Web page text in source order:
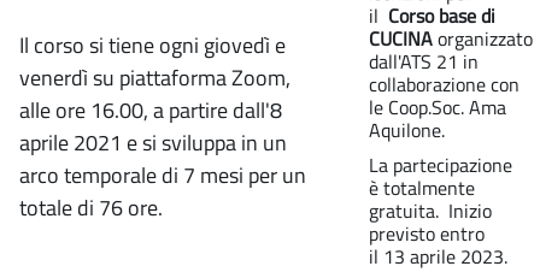
Il corso si tiene ogni giovedì e
venerdì su piattaforma Zoom,
alle ore 16.00, a partire dall'8
aprile 2021 e si sviluppa in un
arco temporale di 7 mesi per un
totale di 76 ore.
il Corso base di
CUCINAorganizzato
dall'ATS 21 in
collaborazione con
le Coop.Soc. Ama
Aquilone.
La partecipazione
è totalmente
gratuita. Inizio
previsto entro
il 13 aprile 2023.